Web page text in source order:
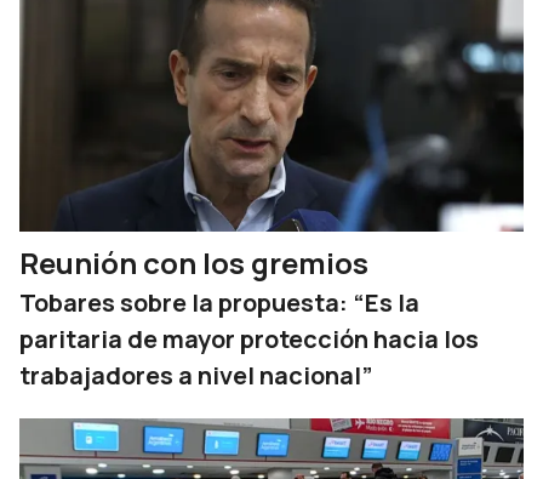
Reunión con los gremios
Tobares sobre la propuesta: “Es la
paritaria de mayor protección hacia los
trabajadores a nivel nacional”